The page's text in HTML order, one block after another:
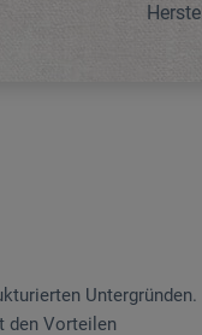
Untergründen.
den Vorteilen